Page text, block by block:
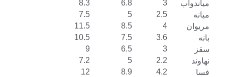
3
6.8
8.3
2.5
7.5
4
8.5
11.5
3.6
7.5
10.5
3
6.5
9
2.2
7.2
4.2
8.9
12